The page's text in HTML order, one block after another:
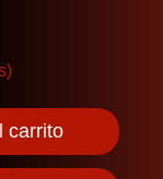
carrito